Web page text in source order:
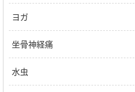
ヨガ
坐骨神経痛
水虫